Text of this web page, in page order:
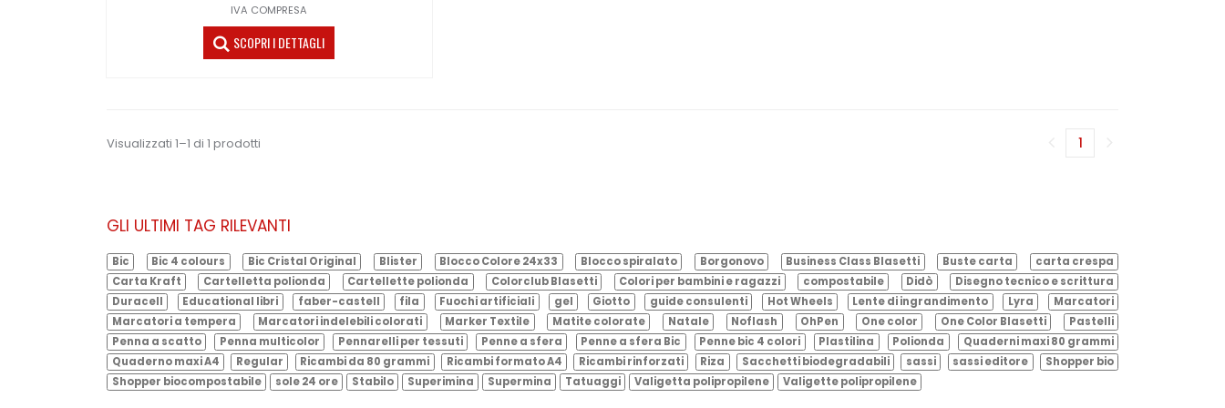
IVA COMPRESA
SCOPRI I DETTAGLI
Visualizzati 1–1 di 1 prodotti 1(corrente)
GLI ULTIMI TAG RILEVANTI
Bic Bic 4 colours Bic Cristal Original Blister Blocco Colore 24x33 Blocco spiralato Borgonovo Business Class Blasetti Buste carta
carta crespa
Carta Kraft
Cartelletta polionda Cartellette polionda Colorclub Blasetti Colori per bambini e ragazzi compostabile Didò
Disegno tecnico e scrittura
Duracell
Educational libri faber-castell fila Fuochi artificiali gel Giotto guide consulenti Hot Wheels Lente di ingrandimento Lyra
Marcatori
Marcatori a tempera
Marcatori indelebili colorati Marker Textile Matite colorate Natale Noflash OhPen One color One Color Blasetti
Pastelli
Penna a scatto
Penna multicolor Pennarelli per tessuti Penne a sfera Penne a sfera Bic Penne bic 4 colori Plastilina Polionda
Quaderni maxi 80 grammi
Quaderno maxi A4
Regular Ricambi da 80 grammi Ricambi formato A4 Ricambi rinforzati Riza Sacchetti biodegradabili sassi sassi editore
Shopper bio
Shopper biocompostabile
sole 24 ore Stabilo Superimina Supermina Tatuaggi Valigetta polipropilene Valigette polipropilene